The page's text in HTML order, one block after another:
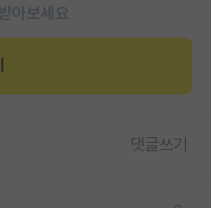
아보세요
댓글쓰기